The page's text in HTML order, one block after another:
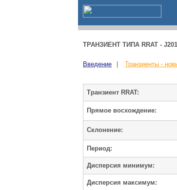
ТРАНЗИЕНТ ТИПА RRAT -
Введение Транзиенты -
Транзиент RRAT:
Прямое восхождение:
Cклонение:
Период:
Дисперсия минимум:
Дисперсия максимум: